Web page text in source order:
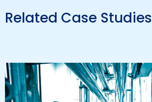
Related Case Studies